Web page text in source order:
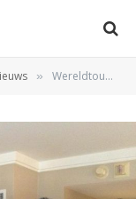
» Wereldtournee en ster op de ‘Walk of Fame’ voor Backstreet Boys